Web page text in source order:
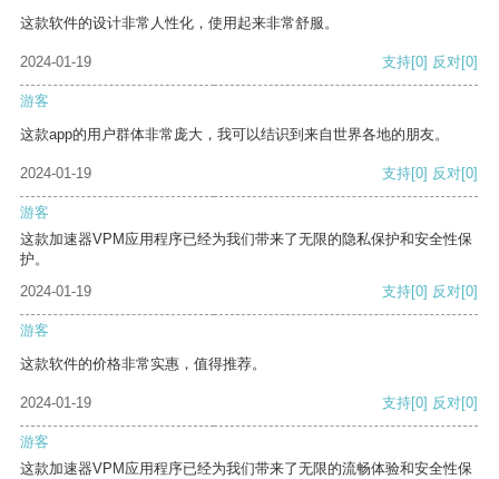
这款软件的设计非常人性化，使用起来非常舒服。
2024-01-19 支持[0] 反对[0]
游客
这款app的用户群体非常庞大，我可以结识到来自世界各地的朋友。
2024-01-19 支持[0] 反对[0]
游客
这款加速器VPM应用程序已经为我们带来了无限的隐私保护和安全性保
护。
2024-01-19
支持[0] 反对[0]
游客
这款软件的价格非常实惠，值得推荐。
2024-01-19 支持[0] 反对[0]
游客
这款加速器VPM应用程序已经为我们带来了无限的流畅体验和安全性保